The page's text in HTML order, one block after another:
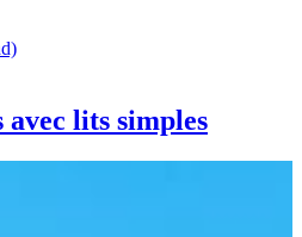
avec lits simples